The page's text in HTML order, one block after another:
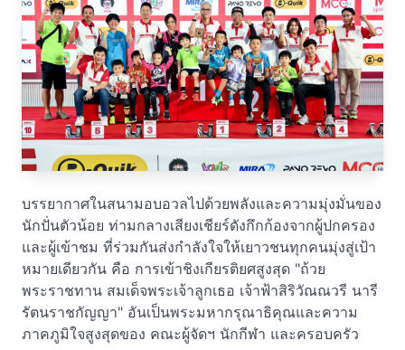
บรรยากาศในสนามอบอวลไปด้วยพลังและความมุ่งมั่นของ
นักปั่นตัวน้อย ท่ามกลางเสียงเชียร์ดังกึกก้องจากผู้ปกครอง
และผู้เข้าชม ที่ร่วมกันส่งกำลังใจให้เยาวชนทุกคนมุ่งสู่เป้า
หมายเดียวกัน คือ การเข้าชิงเกียรติยศสูงสุด "ถ้วย
พระราชทาน สมเด็จพระเจ้าลูกเธอ เจ้าฟ้าสิริวัณณวรี นารี
รัตนราชกัญญา" อันเป็นพระมหากรุณาธิคุณและความ
ภาคภูมิใจสูงสุดของ คณะผู้จัดฯ นักกีฬา และครอบครัว